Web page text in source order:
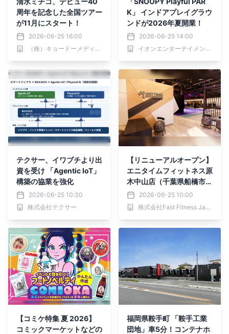
周年を記念した全国ツアー
が11月にスタート！
2026-06-25 16:00
（株）キョードーメディアス
K」 インドアプレイグラウ
ンドが2026年夏開業！
2026-06-25 14:00
イオンエンターテイメント株式会社、株式会社ソニー・クリエイティブプロダクツ
テクサー、イワブチより出
資を受け 「Agentic IoT」
構築の協業を強化
2026-06-25 10:30
株式会社テクサー
【リニューアルオープン】
エニタイムフィットネス原
木中山店（千葉県船橋市）
2026年6月25日（木）＜
24時間年中無休のフィッ
トネスジム＞
2026-06-25 10:00
株式会社Fast Fitness Japan
【コミケ特集 夏 2026】
コミックマーケットなどの
福岡県鞍手町 「鞍手工業
団地」車5分！コンテナホ